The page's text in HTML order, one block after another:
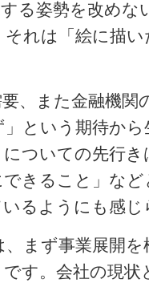
る姿勢を改めな
れは「絵に描
、また金融機関
という期待か
ついての先行
きること」な
るようにも感じ
まず事業展開を
す。会社の現状